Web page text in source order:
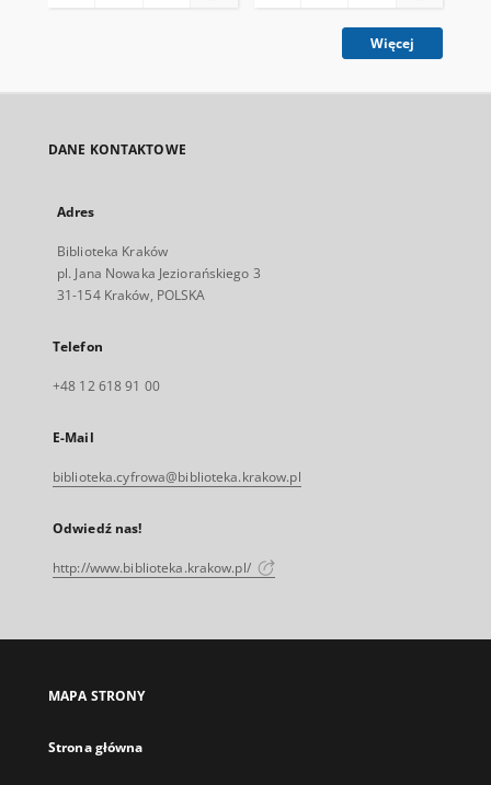
Więcej
DANE KONTAKTOWE
Adres
Biblioteka Kraków
pl. Jana Nowaka Jeziorańskiego 3
31-154 Kraków, POLSKA
Telefon
+48 12 618 91 00
E-Mail
biblioteka.cyfrowa@biblioteka.krakow.pl
Odwiedź nas!
http://www.biblioteka.krakow.pl/
MAPA STRONY
Strona główna